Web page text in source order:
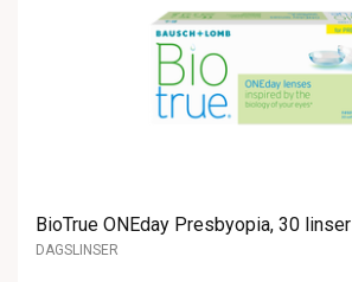
BioTrue ONEday Presbyopia, 30 linser
DAGSLINSER